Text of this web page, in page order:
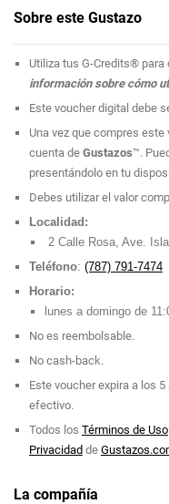
Si quieres salir de la rutina y
gastronomía en un ambiente
ideal para una cena
para sorprender a esa visita
aquí como el coquí y
presentación artística que te
nuestra cocina con este
Restaurant & Bar se
puertorriqueña.
Platos Restaurant &
servicio a domicilio
Internet y servicio
El restaurante ofrece
Sobre este Gustazo
Utiliza tus G-Credits® para
información sobre cómo
Este voucher digital debe
Una vez que compres
cuenta de Gustazos™.
presentándolo en tu
Debes utilizar el valor
Localidad:
2 Calle Rosa, Ave.
Teléfono: (787) 791-7474
Horario:
lunes a domingo de
No es reembolsable.
No cash-back.
Este voucher expira a los
efectivo.
Todos los Términos de Uso
Privacidad de
La compañía